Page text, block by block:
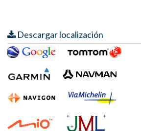
Descargar localización